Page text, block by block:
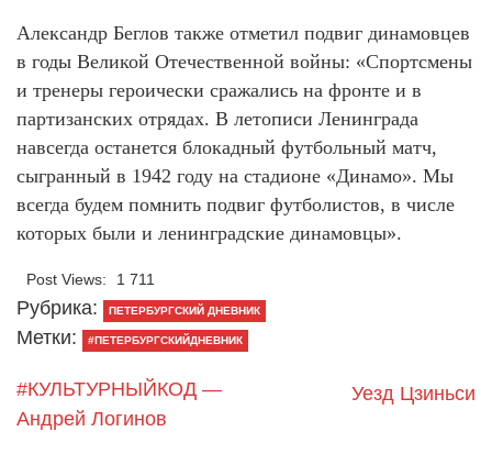
Александр Беглов также отметил подвиг динамовцев
в годы Великой Отечественной войны: «Спортсмены
и тренеры героически сражались на фронте и в
партизанских отрядах. В летописи Ленинграда
навсегда останется блокадный футбольный матч,
сыгранный в 1942 году на стадионе «Динамо». Мы
всегда будем помнить подвиг футболистов, в числе
которых были и ленинградские динамовцы».
Post Views: 1 711
Рубрика: ПЕТЕРБУРГСКИЙ ДНЕВНИК
Метки: #ПЕТЕРБУРГСКИЙДНЕВНИК
#КУЛЬТУРНЫЙКОД —
Андрей Логинов
Уезд Цзиньси